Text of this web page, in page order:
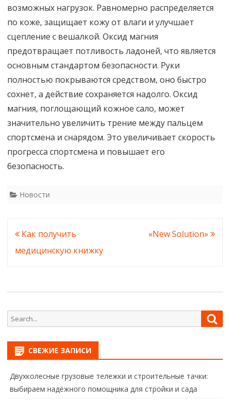
возможных нагрузок. Равномерно распределяется
по коже, защищает кожу от влаги и улучшает
сцепление с вешалкой. Оксид магния
предотвращает потливость ладоней, что является
основным стандартом безопасности. Руки
полностью покрываются средством, оно быстро
сохнет, а действие сохраняется надолго. Оксид
магния, поглощающий кожное сало, может
значительно увеличить трение между пальцем
спортсмена и снарядом. Это увеличивает скорость
прогресса спортсмена и повышает его
безопасность.
Новости
Навигация
по
Как получить
медицинскую книжку
«New Solution»
Search
for:
СВЕЖИЕ ЗАПИСИ
Двухколесные грузовые тележки и строительные тачки:
выбираем надёжного помощника для стройки и сада